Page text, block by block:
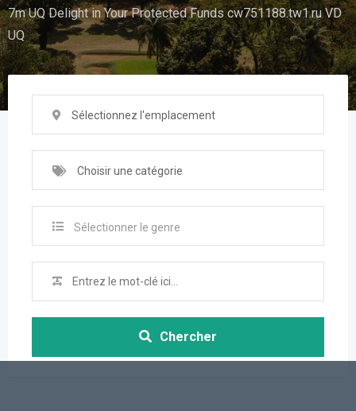
7m UQ Delight in Your Protected Funds cw751188.tw1.ru VD
UQ
Sélectionnez l'emplacement
Choisir une catégorie
Sélectionner le genre
Chercher